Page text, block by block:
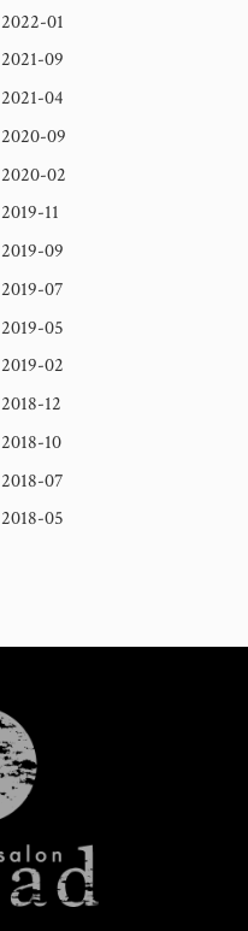
2022-01
2021-09
2021-04
2020-09
2020-02
2019-11
2019-09
2019-07
2019-05
2019-02
2018-12
2018-10
2018-07
2018-05